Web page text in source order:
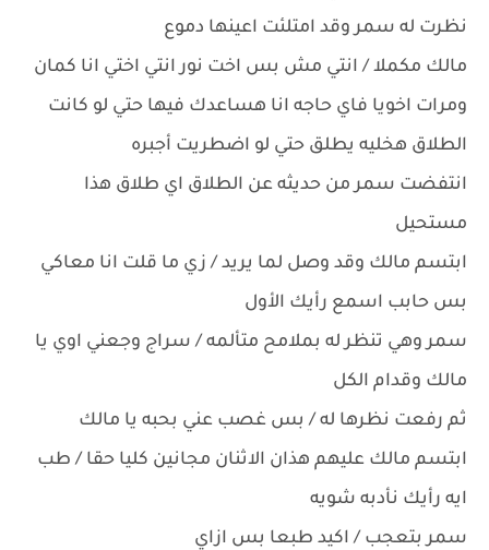
نظرت له سمر وقد امتلئت اعينها دموع
مالك مكملا / انتي مش بس اخت نور انتي اختي انا كمان
ومرات اخويا فاي حاجه انا هساعدك فيها حتي لو كانت
الطلاق هخليه يطلق حتي لو اضطريت أجبره
انتفضت سمر من حديثه عن الطلاق اي طلاق هذا
مستحيل
ابتسم مالك وقد وصل لما يريد / زي ما قلت انا معاكي
بس حابب اسمع رأيك الأول
سمر وهي تنظر له بملامح متألمه / سراج وجعني اوي يا
مالك وقدام الكل
ثم رفعت نظرها له / بس غصب عني بحبه يا مالك
ابتسم مالك عليهم هذان الاثنان مجانين كليا حقا / طب
ايه رأيك نأدبه شويه
سمر بتعجب / اكيد طبعا بس ازاي